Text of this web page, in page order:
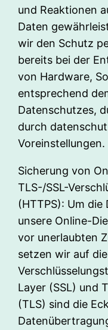
und Reaktionen
Daten
wir den Schutz
bereits bei der
von Hardware,
entsprechend
Datenschutzes,
durch
Voreinstellungen.
Sicherung von
TLS-/SSL-
(HTTPS): Um
unsere Online-
vor unerlaubten
setzen wir auf
Layer (SSL) und
(TLS) sind die